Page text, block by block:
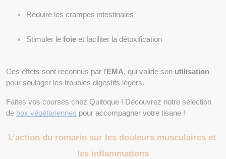
Réduire les crampes intestinales
Stimuler le foie et faciliter la détoxification
Ces effets sont reconnus par l’EMA, qui valide son utilisation
pour soulager les troubles digestifs légers.
Faites vos courses chez Quitoque ! Découvrez notre sélection
de box végétariennes pour accompagner votre tisane !
L’action du romarin sur les douleurs musculaires et
les inflammations